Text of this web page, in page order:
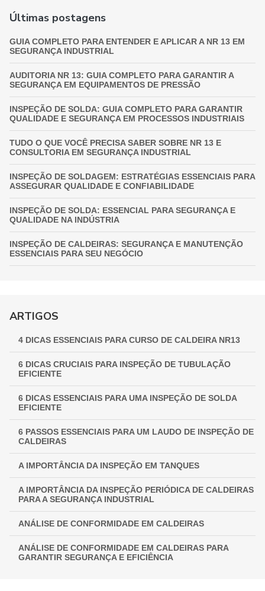
Últimas postagens
GUIA COMPLETO PARA ENTENDER E APLICAR A NR 13 EM
SEGURANÇA INDUSTRIAL
AUDITORIA NR 13: GUIA COMPLETO PARA GARANTIR A
SEGURANÇA EM EQUIPAMENTOS DE PRESSÃO
INSPEÇÃO DE SOLDA: GUIA COMPLETO PARA GARANTIR
QUALIDADE E SEGURANÇA EM PROCESSOS INDUSTRIAIS
TUDO O QUE VOCÊ PRECISA SABER SOBRE NR 13 E
CONSULTORIA EM SEGURANÇA INDUSTRIAL
INSPEÇÃO DE SOLDAGEM: ESTRATÉGIAS ESSENCIAIS PARA
ASSEGURAR QUALIDADE E CONFIABILIDADE
INSPEÇÃO DE SOLDA: ESSENCIAL PARA SEGURANÇA E
QUALIDADE NA INDÚSTRIA
INSPEÇÃO DE CALDEIRAS: SEGURANÇA E MANUTENÇÃO
ESSENCIAIS PARA SEU NEGÓCIO
GUIA COMPLETO DE INSPEÇÃO DE VASOS DE PRESSÃO:
GARANTINDO SEGURANÇA E CONFORMIDADE
INSPEÇÃO NR 13: GARANTINDO SEGURANÇA E
CONFORMIDADE EM EQUIPAMENTOS INDUSTRIAIS
ARTIGOS
4 DICAS ESSENCIAIS PARA CURSO DE CALDEIRA NR13
6 DICAS CRUCIAIS PARA INSPEÇÃO DE TUBULAÇÃO
EFICIENTE
6 DICAS ESSENCIAIS PARA UMA INSPEÇÃO DE SOLDA
EFICIENTE
6 PASSOS ESSENCIAIS PARA UM LAUDO DE INSPEÇÃO DE
CALDEIRAS
A IMPORTÂNCIA DA INSPEÇÃO EM TANQUES
A IMPORTÂNCIA DA INSPEÇÃO PERIÓDICA DE CALDEIRAS
PARA A SEGURANÇA INDUSTRIAL
ANÁLISE DE CONFORMIDADE EM CALDEIRAS
ANÁLISE DE CONFORMIDADE EM CALDEIRAS PARA
GARANTIR SEGURANÇA E EFICIÊNCIA